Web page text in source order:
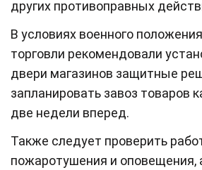
других противоправных
В условиях военного
торговли рекомендовали
двери магазинов защитные
запланировать завоз товаров
две недели вперед.
Также следует проверить
пожаротушения и оповещения,